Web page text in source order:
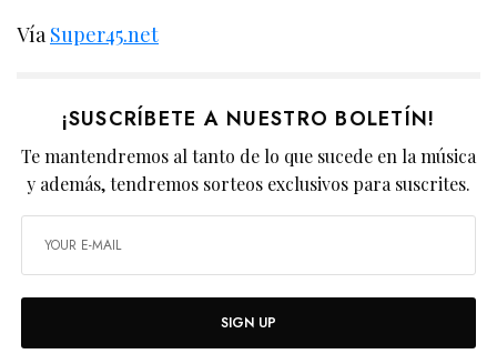
VíaSuper45.net
¡SUSCRÍBETE A NUESTRO BOLETÍN!
Te mantendremos al tanto de lo que sucede en la música
y además, tendremos sorteos exclusivos para suscrites.
SIGN UP